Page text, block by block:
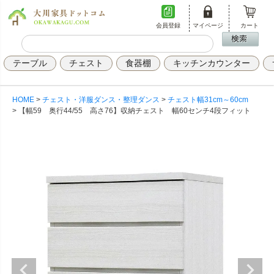
会員登録 マイページ カート
テーブル チェスト 食器棚 キッチンカウンター
HOME チェスト・洋服ダンス・整理ダンス
チェスト幅31cm～60cm
【幅59 奥行44/55 高さ76】収納チェスト 幅60センチ4段フィット